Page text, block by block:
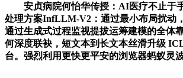
安贞病院何怡华传授：AI医疗不止于手
处理方案InfLLM-V2：通过最小布局扰动
通过生成式过程监视提拔运筹建模的全体
何深度联袂，短文本到长文本丝滑升级
台。强烈利用更快更平安的浏览器蚂蚁灵